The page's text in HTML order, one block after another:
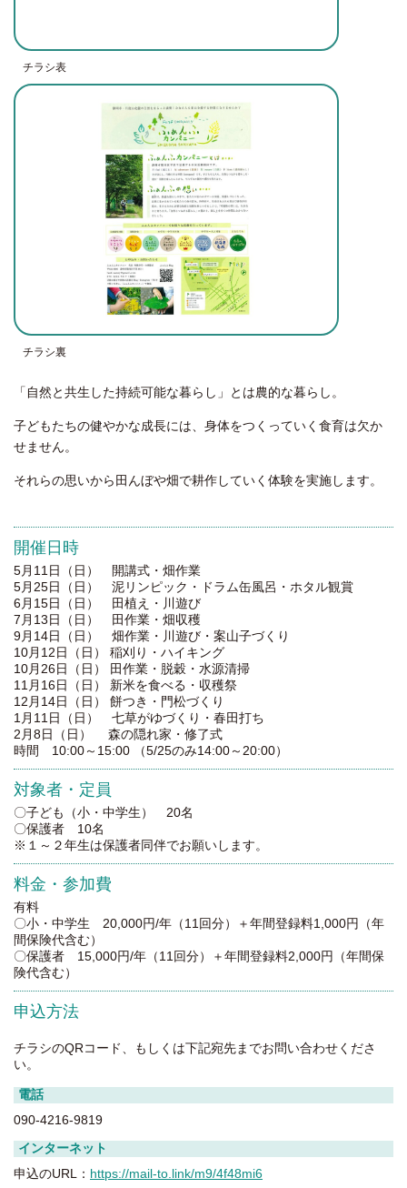
チラシ表
チラシ裏
「自然と共生した持続可能な暮らし」とは農的な暮らし。
子どもたちの健やかな成長には、身体をつくっていく食育は欠か
せません。
それらの思いから田んぼや畑で耕作していく体験を実施します。
開催日時
5月11日（日） 開講式・畑作業
5月25日（日） 泥リンピック・ドラム缶風呂・ホタル観賞
6月15日（日） 田植え・川遊び
7月13日（日） 田作業・畑収穫
9月14日（日） 畑作業・川遊び・案山子づくり
10月12日（日） 稲刈り・ハイキング
10月26日（日） 田作業・脱穀・水源清掃
11月16日（日） 新米を食べる・収穫祭
12月14日（日） 餅つき・門松づくり
1月11日（日） 七草がゆづくり・春田打ち
2月8日（日） 森の隠れ家・修了式
時間 10:00～15:00 （5/25のみ14:00～20:00）
対象者・定員
〇子ども（小・中学生） 20名
〇保護者 10名
※１～２年生は保護者同伴でお願いします。
料金・参加費
有料
〇小・中学生 20,000円/年（11回分）＋年間登録料1,000円（年
間保険代含む）
〇保護者 15,000円/年（11回分）＋年間登録料2,000円（年間保
険代含む）
申込方法
チラシのQRコード、もしくは下記宛先までお問い合わせくださ
い。
電話
090-4216-9819
インターネット
申込のURL： https://mail-to.link/m9/4f48mi6